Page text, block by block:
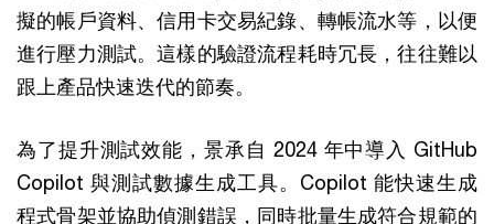
擬的帳戶資料、信用卡交易紀錄、轉帳流水等，以便
進行壓力測試。這樣的驗證流程耗時冗長，往往難以
跟上產品快速迭代的節奏。
為了提升測試效能，景承自 2024 年中導入 GitHub
Copilot 與測試數據生成工具。Copilot 能快速生成
程式骨架並協助偵測錯誤，同時批量生成符合規範的